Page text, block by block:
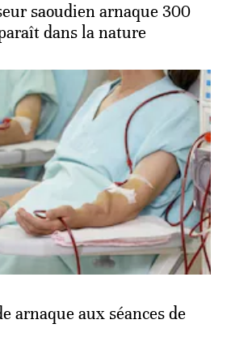
saoudien arnaque 300
dans la nature
arnaque aux séances de